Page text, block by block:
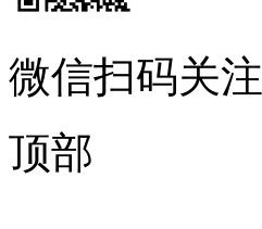
微信扫码关注
顶部